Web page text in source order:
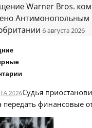
Warner Bros.
Антимонопольным
6 августа 2026
2026Судья
передать финансовые